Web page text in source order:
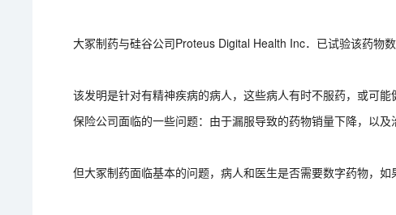
大冢制药与硅谷公司Proteus Digital Health Inc．已试验该药物数
该发明是针对有精神疾病的病人，这些病人有时不服药，或可
保险公司面临的一些问题：由于漏服导致的药物销量下降，以及
但大冢制药面临基本的问题，病人和医生是否需要数字药物，如